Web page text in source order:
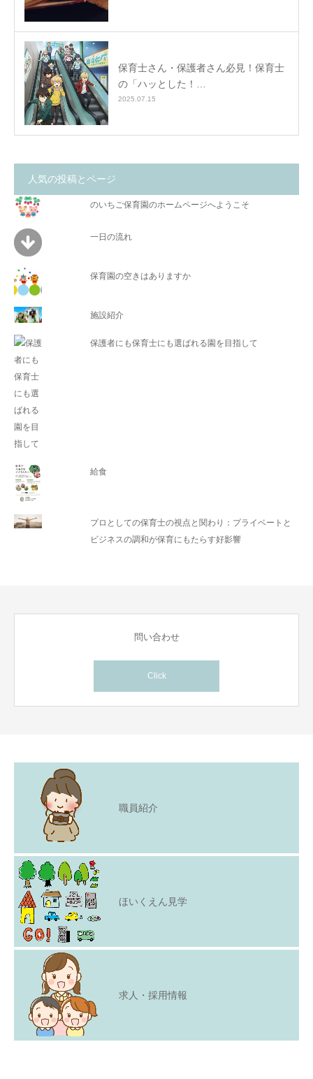
保育士さん・保護者さん必見！保育士
の「ハッとした！…
2025.07.15
人気の投稿とページ
のいちご保育園のホームページへようこそ
一日の流れ
保育園の空きはありますか
施設紹介
保護者にも保育士にも選ばれる園を目指して
給食
プロとしての保育士の視点と関わり：プライベートと
ビジネスの調和が保育にもたらす好影響
問い合わせ
Click
職員紹介
ほいくえん見学
求人・採用情報